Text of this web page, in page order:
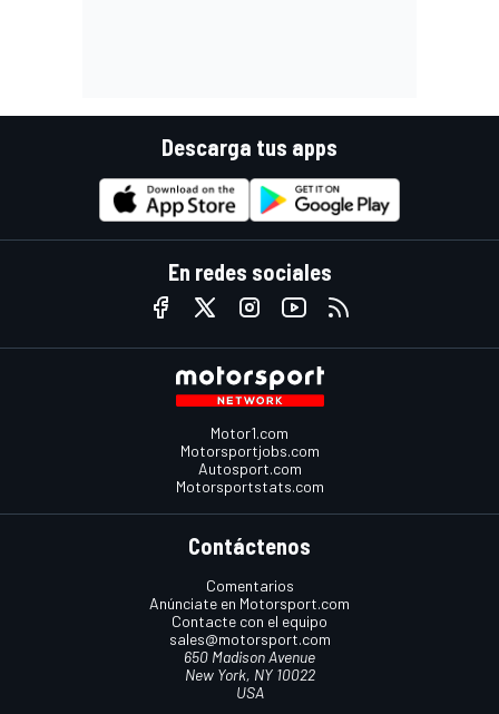
Descarga tus apps
En redes sociales
Motor1.com
Motorsportjobs.com
Autosport.com
Motorsportstats.com
Contáctenos
Comentarios
Anúnciate en Motorsport.com
Contacte con el equipo
sales@motorsport.com
650 Madison Avenue
New York, NY 10022
USA